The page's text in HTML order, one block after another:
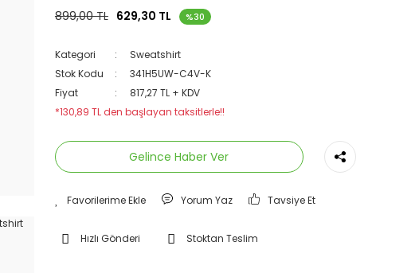
899,00 TL 629,30 TL %30
Kategori
Sweatshirt
Stok Kodu
341H5UW-C4V-K
Fiyat
817,27 TL + KDV
*130,89 TL den başlayan taksitlerle!!
Gelince Haber Ver
Yorum Yaz Tavsiye Et
Hızlı Gönderi Stoktan Teslim